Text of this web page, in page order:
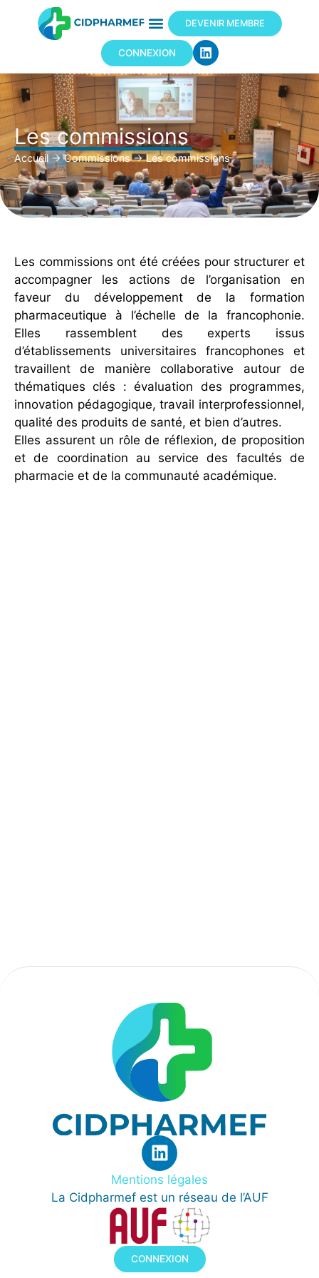
DEVENIR MEMBRE
CONNEXION
Les commissions
Accueil→Commissions→Les commissions
Les commissionsont étécréées pour structureret
accompagner les actionsde l’organisationen
faveur du développementde laformation
pharmaceutique à l’échelle de la francophonie.
Elles rassemblent desexperts issus
d’établissements universitaires francophones et
travaillentde manièrecollaborative autourde
thématiquesclés :évaluation des programmes,
innovation pédagogique,travail interprofessionnel,
qualité des produits de santé, et bien d’autres.
Elles assurent un rôlede réflexion,de proposition
etde coordination au servicedes facultésde
pharmacie et de la communauté académique.
Mentions légales
La Cidpharmef est un réseau de l’AUF
CONNEXION